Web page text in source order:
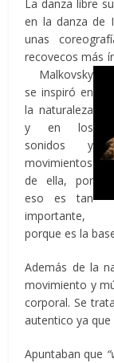
La danza libre
en la danza de
unas
recovecos más
Malkovsky
se inspiró en
la naturaleza
y en los
sonidos y
movimientos
de ella, por
eso es tan
importante,
porque es la
Además de la
movimiento y
corporal. Se
autentico ya que
Apuntaban que